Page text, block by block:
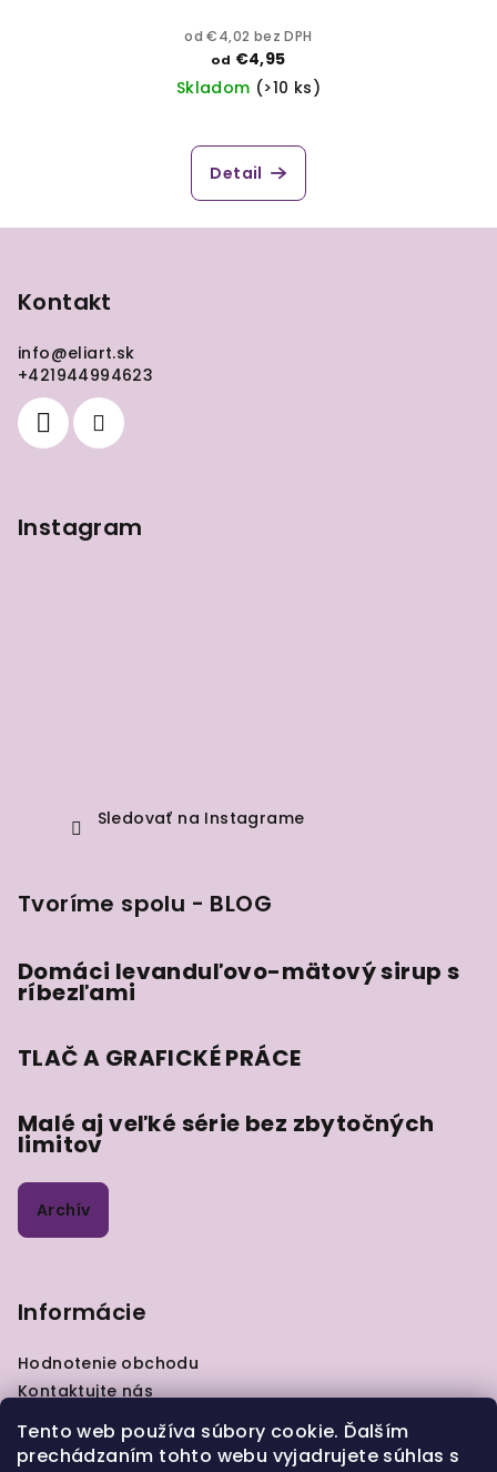
Tento web používa súbory cookie. Ďalším
prechádzaním tohto webu vyjadrujete súhlas s
od €4,02 bez DPH
od €4,95
Skladom (>10 ks)
Detail
Kontakt
info@eliart.sk
+421944994623
Instagram
Sledovať na Instagrame
Tvoríme spolu - BLOG
Domáci levanduľovo-mätový sirup s
ríbezľami
TLAČ A GRAFICKÉ PRÁCE
Malé aj veľké série bez zbytočných
limitov
Archív
Informácie
Hodnotenie obchodu
Kontaktujte nás
GDPR